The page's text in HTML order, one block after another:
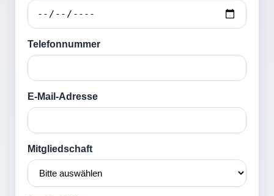
Telefonnummer
E-Mail-Adresse
Mitgliedschaft